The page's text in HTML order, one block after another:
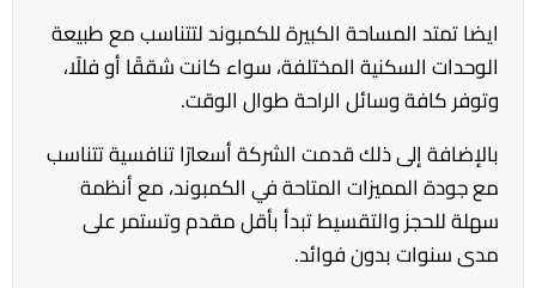
ايضا تمتد المساحة الكبيرة للكمبوند لتتناسب مع طبيعة
الوحدات السكنية المختلفة، سواء كانت شققًا أو فللًا،
وتوفر كافة وسائل الراحة طوال الوقت.
بالإضافة إلى ذلك قدمت الشركة أسعارًا تنافسية تتناسب
مع جودة المميزات المتاحة في الكمبوند، مع أنظمة
سهلة للحجز والتقسيط تبدأ بأقل مقدم وتستمر على
مدى سنوات بدون فوائد.